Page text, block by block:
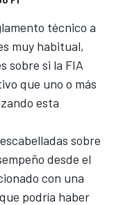
técnico a
muy habitual,
sobre si la FIA
que uno o más
esta
sobre
desde el
con una
podría haber